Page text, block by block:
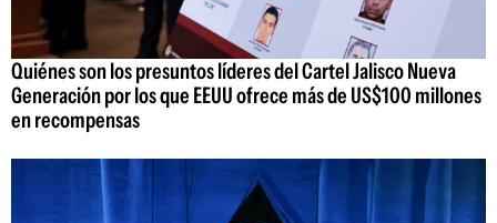
Quiénes son los presuntos líderes del Cartel Jalisco Nueva
Generación por los que EEUU ofrece más de US$100 millones
en recompensas